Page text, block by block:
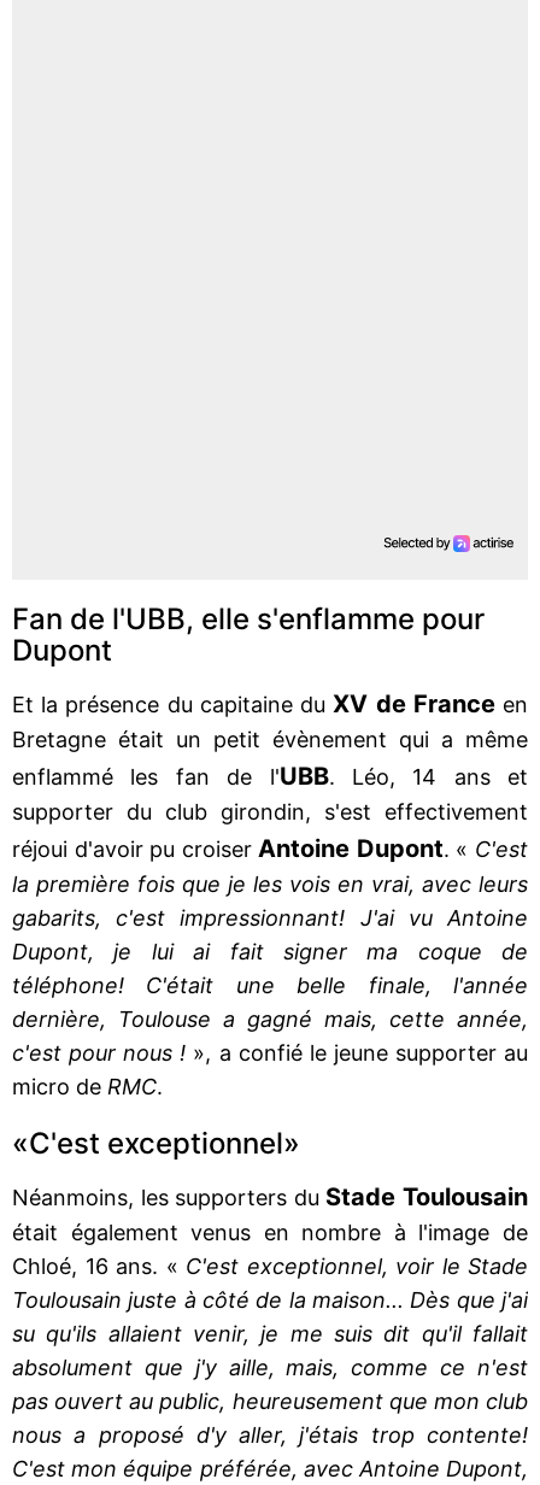
Fan de l'UBB, elle s'enflamme pour
Dupont
Et la présence du capitaine duXV de Franceen
Bretagne était un petit évènement qui a même
enflammé les fan de l'UBB. Léo, 14 ans et
supporter du club girondin, s'est effectivement
réjoui d'avoir pu croiser Antoine Dupont. « C'est
la première fois que je les vois en vrai, avec leurs
gabarits, c'est impressionnant! J'ai vu Antoine
Dupont, je lui ai fait signer ma coque de
téléphone! C'était une belle finale, l'année
dernière, Toulouse a gagné mais, cette année,
c'est pour nous ! », a confié le jeune supporter au
micro de RMC.
«C'est exceptionnel»
Néanmoins, les supporters du Stade Toulousain
était également venus en nombre à l'image de
Chloé, 16 ans. « C'est exceptionnel, voir le Stade
Toulousain juste à côté de la maison... Dès que j'ai
su qu'ils allaient venir, je me suis dit qu'il fallait
absolument que j'y aille, mais, comme ce n'est
pas ouvert au public, heureusement que mon club
nous a proposé d'y aller, j'étais trop contente!
C'est mon équipe préférée, avec Antoine Dupont,